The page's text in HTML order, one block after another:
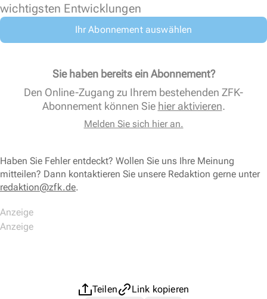
wichtigsten Entwicklungen
Ihr Abonnement auswählen
Sie haben bereits ein Abonnement?
Den Online-Zugang zu Ihrem bestehenden ZFK-
Abonnement können Sie hier aktivieren.
Melden Sie sich hier an.
Haben Sie Fehler entdeckt? Wollen Sie uns Ihre Meinung
mitteilen? Dann kontaktieren Sie unsere Redaktion gerne unter
redaktion@zfk.de.
Teilen
Link kopieren